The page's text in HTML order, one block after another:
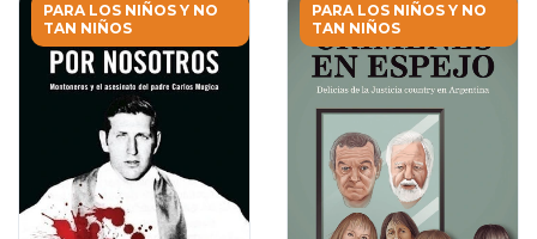
PARA LOS NIÑOS Y NO
TAN NIÑOS
PARA LOS NIÑOS Y NO
TAN NIÑOS